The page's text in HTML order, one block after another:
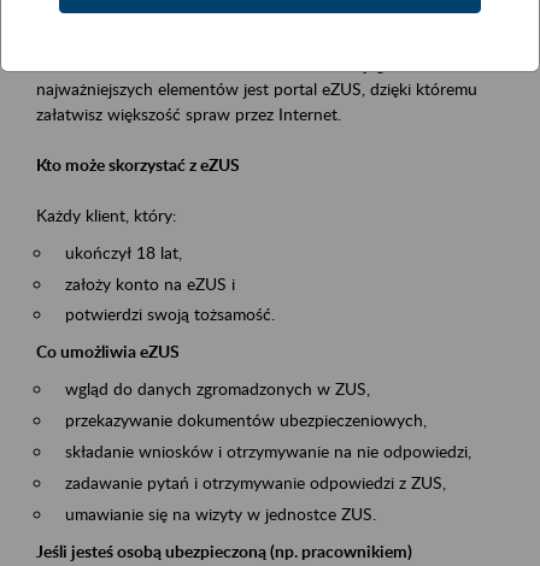
Platforma Usług Elektronicznych ZUS eZUS
najważniejszych elementów jest portal eZUS, dzięki któremu
załatwisz większość spraw przez Internet.
Kto może skorzystać z eZUS
Każdy klient, który:
ukończył 18 lat,
założy konto na eZUS i
potwierdzi swoją tożsamość.
Co umożliwia eZUS
wgląd do danych zgromadzonych w ZUS,
przekazywanie dokumentów ubezpieczeniowych,
składanie wniosków i otrzymywanie na nie odpowiedzi,
zadawanie pytań i otrzymywanie odpowiedzi z ZUS,
umawianie się na wizyty w jednostce ZUS.
Jeśli jesteś osobą ubezpieczoną (np. pracownikiem)